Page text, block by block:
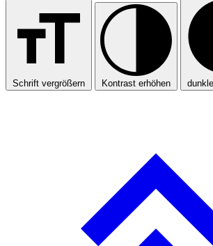
Schrift vergrößern Kontrast erhöhen